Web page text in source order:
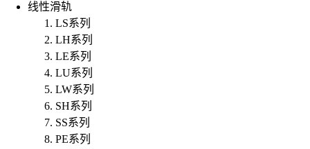
线性滑轨
LS系列
LH系列
LE系列
LU系列
LW系列
SH系列
SS系列
PE系列